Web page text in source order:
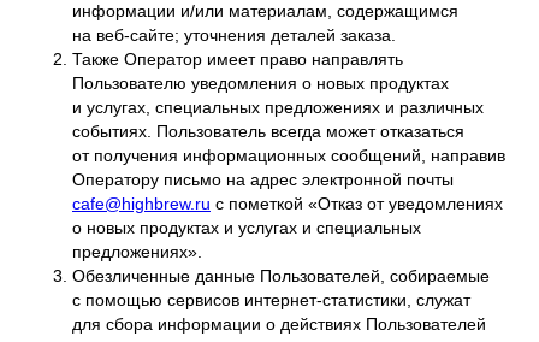
информации и/или материалам, содержащимся
на веб-сайте; уточнения деталей заказа.
Также Оператор имеет право направлять
Пользователю уведомления о новых продуктах
и услугах, специальных предложениях и различных
событиях. Пользователь всегда может отказаться
от получения информационных сообщений, направив
Оператору письмо на адрес электронной почты
cafe@highbrew.ru с пометкой «Отказ от уведомлениях
о новых продуктах и услугах и специальных
предложениях».
Обезличенные данные Пользователей, собираемые
с помощью сервисов интернет-статистики, служат
для сбора информации о действиях Пользователей